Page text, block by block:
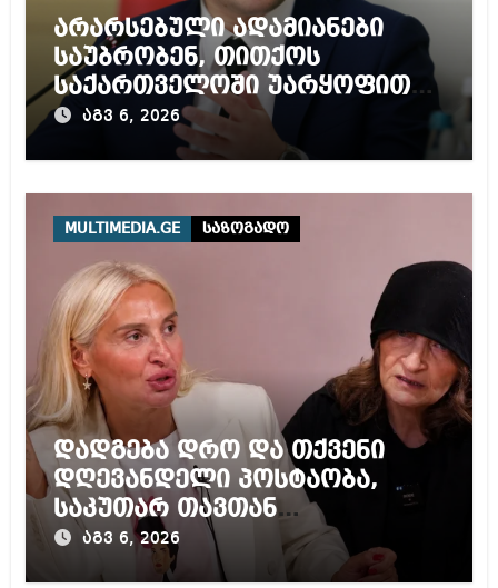
არარსებული ადამიანები
საუბრობენ, თითქოს
საქართველოში უარყოფითი
გარემოა შექმნილი რუსი
ტურისტებისთვის, ჩვენი კარი
ტურისტისთვის
აგვ 6, 2026
MULTIMEDIA.GE საზოგადო
დადგება დრო და თქვენი
დღევანდელი პოსტაობა,
საკუთარ თავთან
შეგარცხვენთ – ეკა კუპატაძე
ნანუკა ჟორჟოლიანს
აგვ 6, 2026